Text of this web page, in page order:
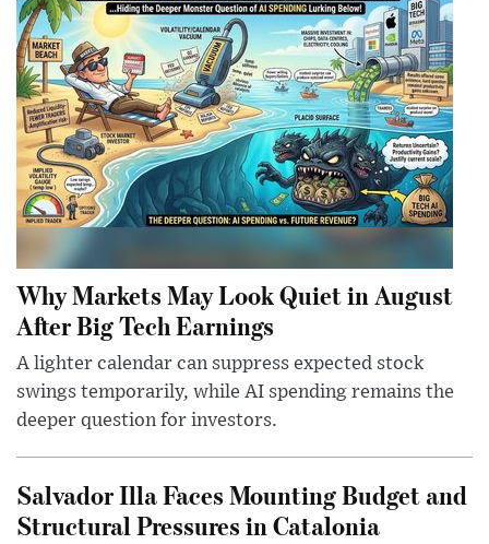
Why Markets May Look Quiet in August
After Big Tech Earnings
A lighter calendar can suppress expected stock
swings temporarily, while AI spending remains the
deeper question for investors.
Salvador Illa Faces Mounting Budget and
Structural Pressures in Catalonia